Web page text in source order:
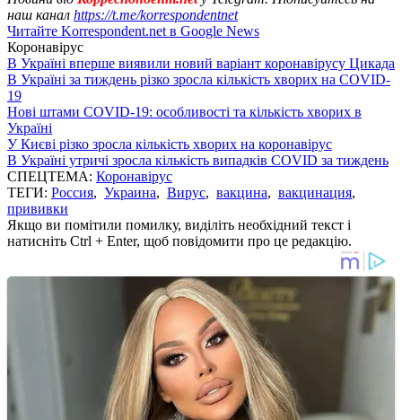
наш канал https://t.me/korrespondentnet
Читайте Korrespondent.net в Google News
Коронавірус
В Україні вперше виявили новий варіант коронавірусу Цикада
В Україні за тиждень різко зросла кількість хворих на COVID-
19
Нові штами COVID-19: особливості та кількість хворих в
Україні
У Києві різко зросла кількість хворих на коронавірус
В Україні утричі зросла кількість випадків COVID за тиждень
СПЕЦТЕМА: Коронавірус
ТЕГИ: Россия, Украина, Вирус, вакцина, вакцинация,
прививки
Якщо ви помітили помилку, виділіть необхідний текст і
натисніть Ctrl + Enter, щоб повідомити про це редакцію.